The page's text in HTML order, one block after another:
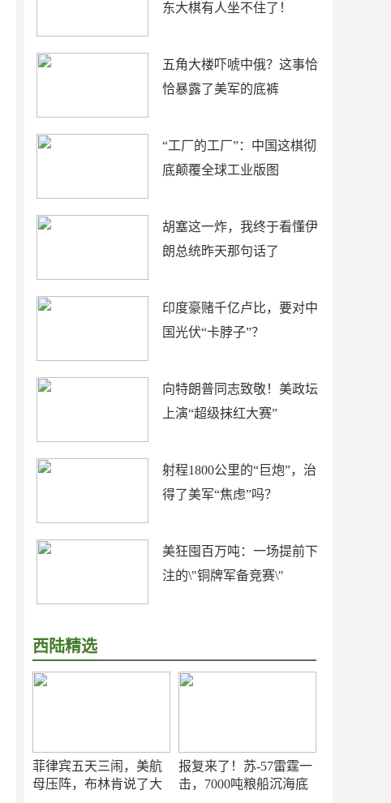
东大棋有人坐不住了！
五角大楼吓唬中俄？这事恰
恰暴露了美军的底裤
“工厂的工厂”：中国这棋彻
底颠覆全球工业版图
胡塞这一炸，我终于看懂伊
朗总统昨天那句话了
印度豪赌千亿卢比，要对中
国光伏“卡脖子”？
向特朗普同志致敬！美政坛
上演“超级抹红大赛”
射程1800公里的“巨炮”，治
得了美军“焦虑”吗？
美狂囤百万吨：一场提前下
注的\"铜牌军备竞赛\"
西陆精选
菲律宾五天三闹，美航
母压阵，布林肯说了大
报复来了！苏-57雷霆一
击，7000吨粮船沉海底